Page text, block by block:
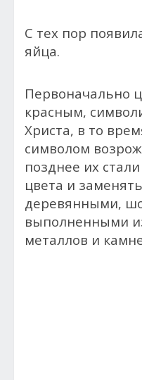
С тех пор
яйца.
Первоначально
красным,
Христа, в то
символом
позднее их
цвета и
деревянными,
выполненными
металлов и